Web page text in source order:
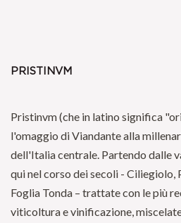
pristinvm
Pristinvm (che in latino significa
l'omaggio di Viandante alla
dell'Italia centrale. Partendo dalle
qui nel corso dei secoli - Ciliegiolo,
Foglia Tonda – trattate con le più
viticoltura e vinificazione,